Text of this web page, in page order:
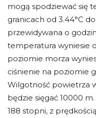
mogą spodziewać się
granicach od 3.44°C
przewidywana o
temperatura wyniesie
poziomie morza
ciśnienie na poziomie
Wilgotność powietrza
będzie sięgać 10000
188 stopni, z